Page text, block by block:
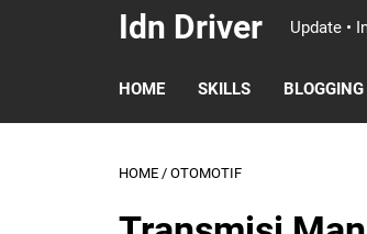
Idn Driver Update •
HOME SKILLS BLOGGING
HOME / OTOMOTIF